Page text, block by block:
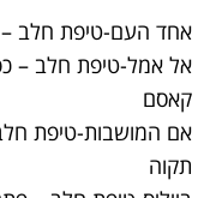
פתח תקוה אחד העם 33/
0/
– פתח
נס ציונה 5/